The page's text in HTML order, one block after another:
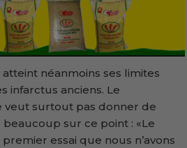
néanmoins ses limites
infarctus anciens. Le
veut surtout pas donner de
sur ce point : «Le
essai que nous n’avons